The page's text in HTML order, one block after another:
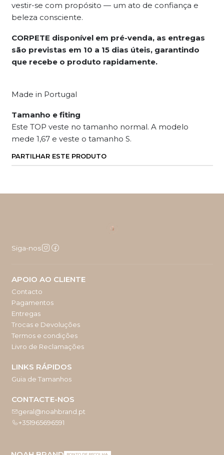
vestir-se com propósito — um ato de confiança e
beleza consciente.
CORPETE disponível em pré-venda, as entregas
são previstas em 10 a 15 dias úteis, garantindo
que recebe o produto rapidamente.
Made in Portugal
Tamanho e fiting
Este TOP veste no tamanho normal. A modelo
mede 1,67 e veste o tamanho S.
PARTILHAR ESTE PRODUTO
Siga-nos
APOIO AO CLIENTE
Contacto
Pagamentos
Entregas
Trocas e Devoluções
Termos e condições
Livro de Reclamações
LINKS RÁPIDOS
Guia de Tamanhos
CONTACTE-NOS
geral@noahbrand.pt
+351965696591